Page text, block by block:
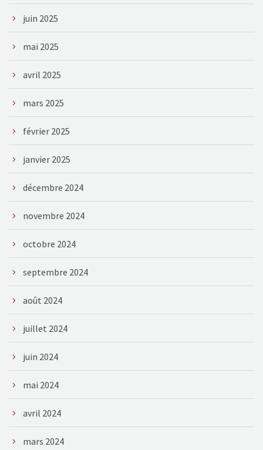
juin 2025
mai 2025
avril 2025
mars 2025
février 2025
janvier 2025
décembre 2024
novembre 2024
octobre 2024
septembre 2024
août 2024
juillet 2024
juin 2024
mai 2024
avril 2024
mars 2024